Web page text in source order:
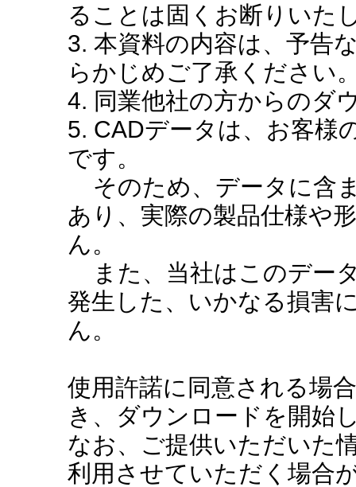
ることは固くお断りいた
3. 本資料の内容は、予告
らかじめご了承ください
4. 同業他社の方からのダ
5. CADデータは、お客様
です。
そのため、データに含
あり、実際の製品仕様や
ん。
また、当社はこのデー
発生した、いかなる損害
ん。
使用許諾に同意される場
き、ダウンロードを開始
なお、ご提供いただいた
利用させていただく場合